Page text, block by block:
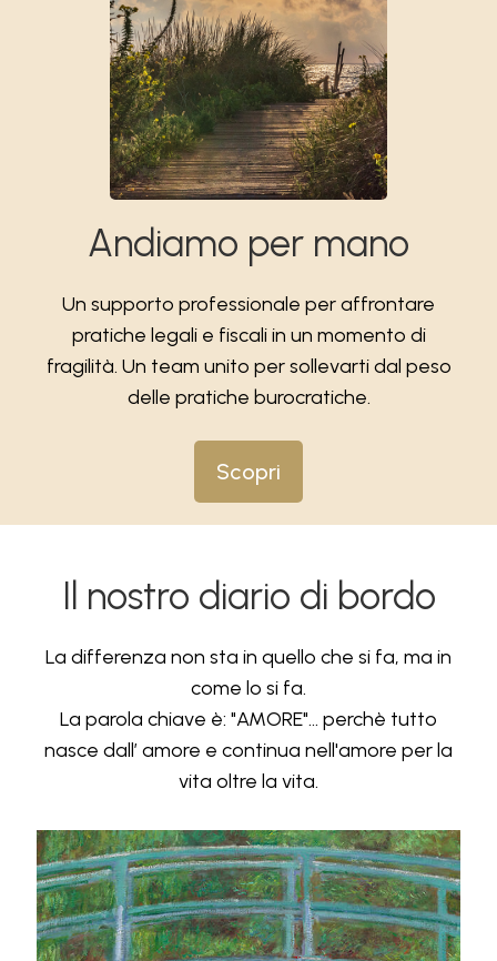
Andiamo per mano
Un supporto professionale per affrontare
pratiche legali e fiscali in un momento di
fragilità. Un team unito per sollevarti dal peso
delle pratiche burocratiche.
Scopri
Il nostro diario di bordo
La differenza non sta in quello che si fa, ma in
come lo si fa.
La parola chiave è: "AMORE"... perchè tutto
nasce dall’ amore e continua nell'amore per la
vita oltre la vita.